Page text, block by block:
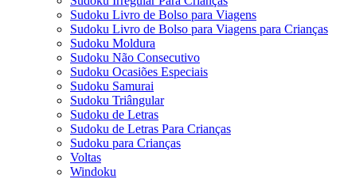
Sudoku Livro de Bolso para Viagens
Sudoku Livro de Bolso para Viagens para Crianças
Sudoku Moldura
Sudoku Não Consecutivo
Sudoku Ocasiões Especiais
Sudoku Samurai
Sudoku Triângular
Sudoku de Letras
Sudoku de Letras Para Crianças
Sudoku para Crianças
Voltas
Windoku